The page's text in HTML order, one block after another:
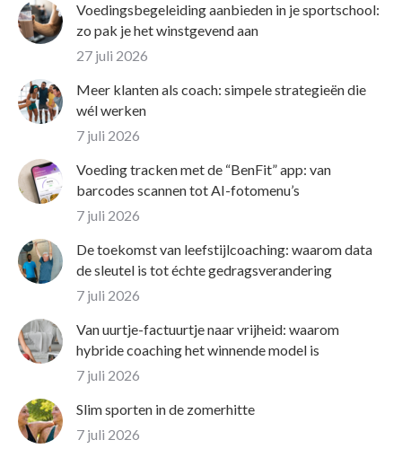
Voedingsbegeleiding aanbieden in je sportschool:
zo pak je het winstgevend aan
27 juli 2026
Meer klanten als coach: simpele strategieën die
wél werken
7 juli 2026
Voeding tracken met de “BenFit” app: van
barcodes scannen tot AI-fotomenu’s
7 juli 2026
De toekomst van leefstijlcoaching: waarom data
de sleutel is tot échte gedragsverandering
7 juli 2026
Van uurtje-factuurtje naar vrijheid: waarom
hybride coaching het winnende model is
7 juli 2026
Slim sporten in de zomerhitte
7 juli 2026